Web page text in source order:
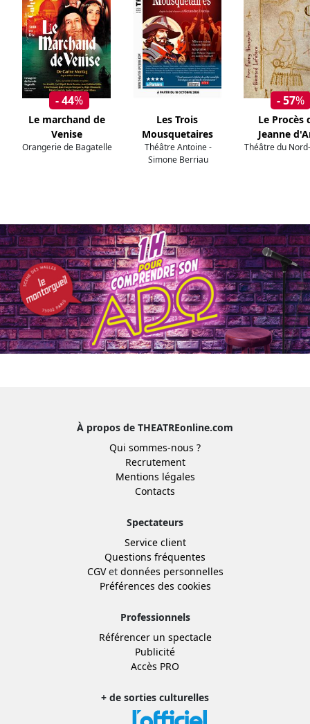
- 44%
Le marchand de
Venise
Orangerie de Bagatelle
Les Trois
Mousquetaires
Théâtre Antoine -
Simone Berriau
- 57%
Le Procès
Jeanne
Théâtre du
À propos de THEATREonline.com
Qui sommes-nous ?
Recrutement
Mentions légales
Contacts
Spectateurs
Service client
Questions fréquentes
CGVet données personnelles
Préférences des cookies
Professionnels
Référencer un spectacle
Publicité
Accès PRO
+ de sorties culturelles